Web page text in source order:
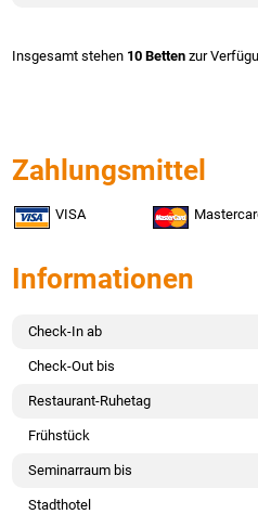
Insgesamt stehen 10 Betten zur
Zahlungsmittel
VISA
Informationen
Check-In ab
Check-Out bis
Restaurant-Ruhetag
Frühstück
Seminarraum bis
Stadthotel